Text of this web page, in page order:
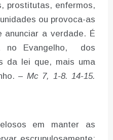
prostitutas, enfermos,
ou provoca-as
anunciar a verdade. É
no Evangelho, dos
da lei que, mais uma
– Mc 7, 1-8. 14-15.
em manter as